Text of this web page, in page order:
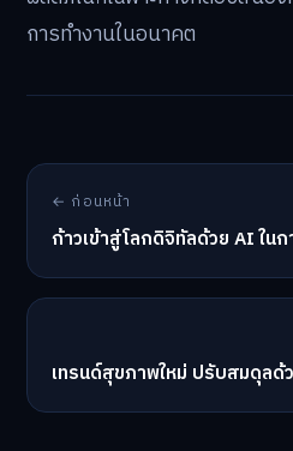
การทำงานในอนาคต
← ก่อนหน้า
ก้าวเข้าสู่โลกดิจิทัลด้วย AI ใน
เทรนด์สุขภาพใหม่ ปรับสมดุล